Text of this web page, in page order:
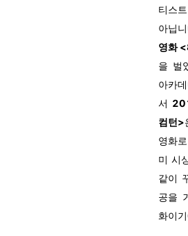
티스
아닙
영화
을 벌
아카
서
컴턴>
영화
미 시
같이
공을
화이